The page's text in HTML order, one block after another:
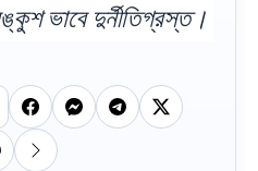
ভাবে দুর্নীতিগ্রস্ত।